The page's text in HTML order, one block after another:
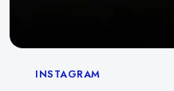
Categories
INSTAGRAM